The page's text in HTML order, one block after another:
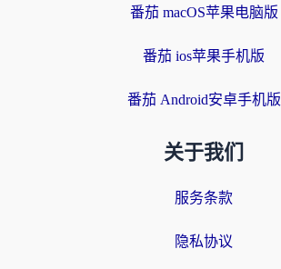
番茄 macOS苹果电脑版
番茄 ios苹果手机版
番茄 Android安卓手机版
关于我们
服务条款
隐私协议